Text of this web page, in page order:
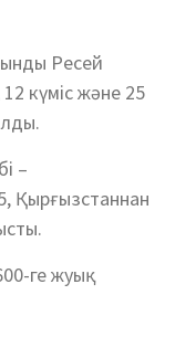
Ресей
күміс және 25
–
Қырғызстаннан
ге жуық